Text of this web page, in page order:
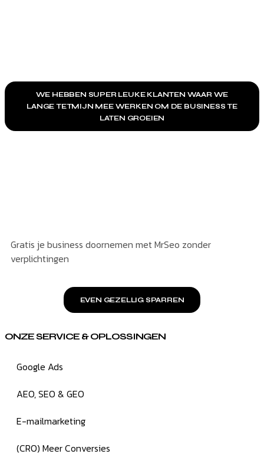
WE HEBBEN SUPER LEUKE KLANTEN WAAR WE
LANGE TETMIJN MEE WERKEN OM DE BUSINESS TE
LATEN GROEIEN
Gratis je business doornemen met MrSeo zonder
verplichtingen
EVEN GEZELLIG SPARREN
ONZE SERVICE & OPLOSSINGEN
Google Ads
AEO, SEO & GEO
E-mailmarketing
(CRO) Meer Conversies